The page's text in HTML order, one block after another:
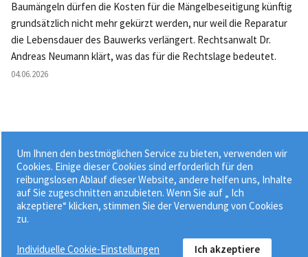
Baumängeln dürfen die Kosten für die Mängelbeseitigung künftig
grundsätzlich nicht mehr gekürzt werden, nur weil die Reparatur
die Lebensdauer des Bauwerks verlängert. Rechtsanwalt Dr.
Andreas Neumann klärt, was das für die Rechtslage bedeutet.
04.06.2026
Weitere News »
Um Ihnen den bestmöglichen Service zu bieten, verwenden wir
Cookies. Einige dieser Cookies sind erforderlich für den
reibungslosen Ablauf dieser Website, andere helfen uns, Inhalte
auf Sie zugeschnitten anzubieten. Wenn Sie auf „ Ich
akzeptiere“ klicken, stimmen Sie der Verwendung von Cookies
zu.
Individuelle Cookie-Einstellungen Ich akzeptiere